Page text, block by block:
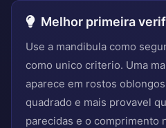
Melhor primeira
Use a mandibula como
como unico criterio. Uma
aparece em rostos
quadrado e mais provavel
parecidas e o comprimento